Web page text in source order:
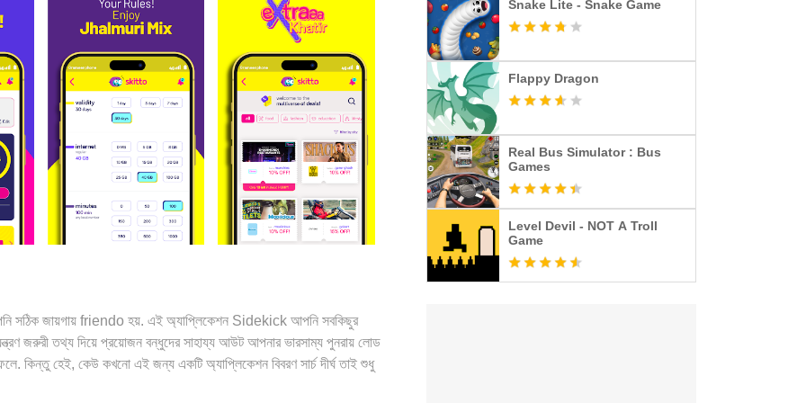
সঠিক জায়গায় friendo হয়. এই অ্যাপ্লিকেশন Sidekick আপনি সবকিছুর
জরুরী তথ্য দিয়ে প্রয়োজন বন্ধুদের সাহায্য আউট আপনার ভারসাম্য পুনরায় লোড
হেই, কেউ কখনো এই জন্য একটি অ্যাপ্লিকেশন বিবরণ সার্চ দীর্ঘ তাই শুধু
Snake Lite - Snake Game
Flappy Dragon
Real Bus Simulator : Bus
Games
Level Devil - NOT A Troll
Game